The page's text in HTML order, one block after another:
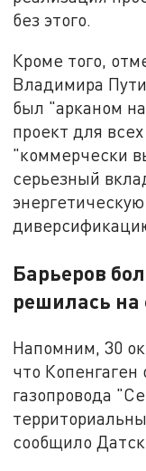
без этого.
Кроме того,
Владимира
был "арканом
проект для
"коммерчески
серьезный
Барьеров
решилась на
Напомним, 30
что Копенгаген
газопровода
сообщило